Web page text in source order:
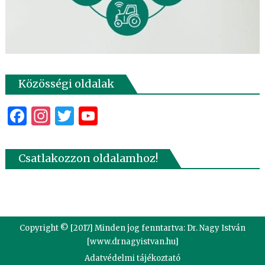
Közösségi oldalak
Facebook
Instagram
Twitter
YouTube
Csatlakozzon oldalamhoz!
Copyright © [2017] Minden jog fenntartva: Dr. Nagy István
[www.drnagyistvan.hu]
Adatvédelmi tájékoztató